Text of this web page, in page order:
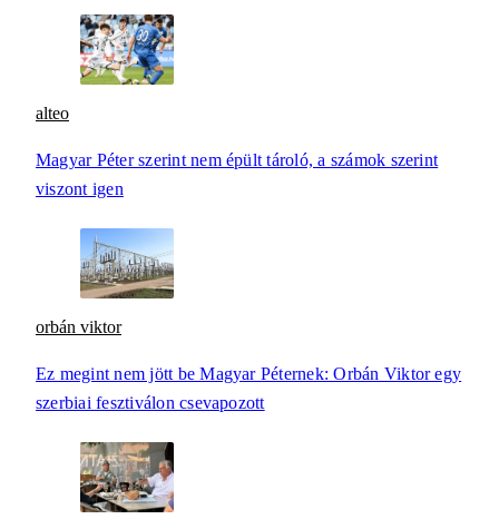
alteo
Magyar Péter szerint nem épült tároló, a számok szerint
viszont igen
orbán viktor
Ez megint nem jött be Magyar Péternek: Orbán Viktor egy
szerbiai fesztiválon csevapozott